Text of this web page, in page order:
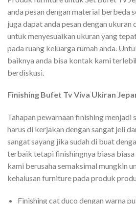
anda pesan dengan material berbeda
juga dapat anda pesan dengan ukuran
untuk menyesuaikan ukuran yang
pada ruang keluarga rumah anda.
baiknya anda bisa kontak kami
berdiskusi.
Finishing Bufet Tv Viva Ukiran
Tahapan pewarnaan finishing menjadi
harus di kerjakan dengan sangat jeli
sangat sayang jika sudah di buat
terbaik tetapi finishingnya biasa biasa
kami berusaha semaksimal mungkin
kehalusan furniture pada produk
Finishing cat duco dengan warna